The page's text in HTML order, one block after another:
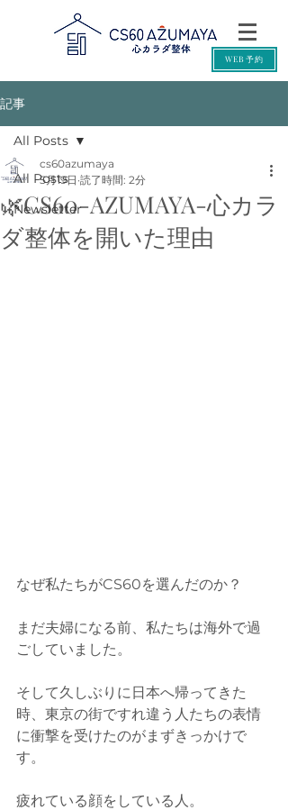
WEB予約
記事
All Posts
Newsletter
All Posts
🌿CS60-AZUMAYA-心カラ
ダ整体を開いた理由
cs60azumaya
5月19日 読了時間: 2分
なぜ私たちがCS60を選んだのか？
まだ夫婦になる前、私たちは海外で過
ごしていました。
そして久しぶりに日本へ帰ってきた
時、東京の街ですれ違う人たちの表情
に衝撃を受けたのがまずきっかけで
す。
疲れている顔をしている人。